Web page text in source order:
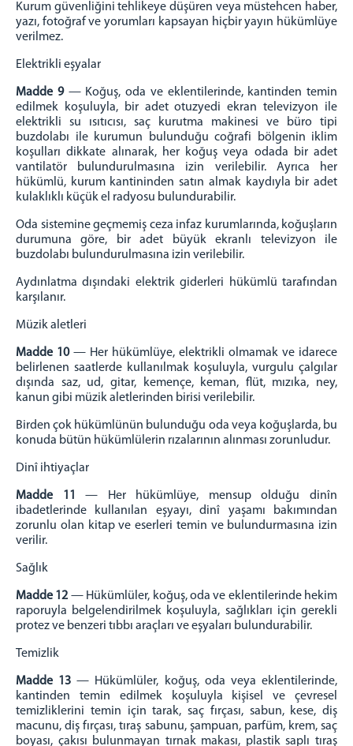
Kurum güvenliğini tehlikeye düşüren veya müstehcen haber,
yazı, fotoğraf ve yorumları kapsayan hiçbir yayın hükümlüye
verilmez.
Elektrikli eşyalar
Madde 9— Koğuş, oda ve eklentilerinde, kantinden temin
edilmek koşuluyla, bir adet otuzyedi ekran televizyon ile
elektrikli su ısıtıcısı, saç kurutma makinesi ve büro tipi
buzdolabı ile kurumun bulunduğu coğrafi bölgenin iklim
koşulları dikkate alınarak, her koğuş veya odada bir adet
vantilatör bulundurulmasına izin verilebilir. Ayrıca her
hükümlü, kurum kantininden satın almak kaydıyla bir adet
kulaklıklı küçük el radyosu bulundurabilir.
Oda sistemine geçmemiş ceza infaz kurumlarında, koğuşların
durumuna göre, bir adet büyük ekranlı televizyon ile
buzdolabı bulundurulmasına izin verilebilir.
Aydınlatma dışındaki elektrik giderleri hükümlü tarafından
karşılanır.
Müzik aletleri
Madde 10 — Her hükümlüye, elektrikli olmamak ve idarece
belirlenen saatlerde kullanılmak koşuluyla, vurgulu çalgılar
dışında saz, ud, gitar, kemençe, keman, flüt, mızıka, ney,
kanun gibi müzik aletlerinden birisi verilebilir.
Birden çok hükümlünün bulunduğu oda veya koğuşlarda, bu
konuda bütün hükümlülerin rızalarının alınması zorunludur.
Dinî ihtiyaçlar
Madde 11
— Her hükümlüye, mensup olduğu dinîn
ibadetlerinde kullanılan eşyayı, dinî yaşamı bakımından
zorunlu olan kitap ve eserleri temin ve bulundurmasına izin
verilir.
Sağlık
Madde 12 — Hükümlüler, koğuş, oda ve eklentilerinde hekim
raporuyla belgelendirilmek koşuluyla, sağlıkları için gerekli
protez ve benzeri tıbbı araçları ve eşyaları bulundurabilir.
Temizlik
Madde 13 — Hükümlüler, koğuş, oda veya eklentilerinde,
kantinden temin edilmek koşuluyla kişisel ve çevresel
temizliklerini temin için tarak, saç fırçası, sabun, kese, diş
macunu, diş fırçası, tıraş sabunu, şampuan, parfüm, krem, saç
boyası, çakısı bulunmayan tırnak makası, plastik saplı tıraş